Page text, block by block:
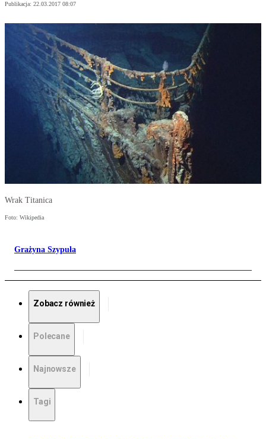
Publikacja: 22.03.2017 08:07
Wrak Titanica
Foto: Wikipedia
Grażyna Szypuła
Zobacz również
Polecane
Najnowsze
Tagi